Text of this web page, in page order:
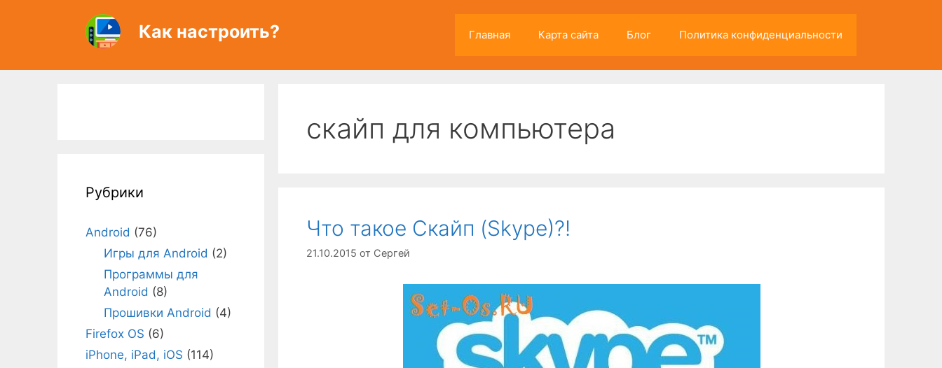
Как настроить? Главная Карта сайта Блог Политика конфиденциальности
скайп для компьютера
Что такое Скайп (Skype)?!
21.10.2015 от Сергей
Рубрики
Android (76)
Игры для Android (2)
Программы для
Android (8)
Прошивки Android (4)
Firefox OS (6)
iPhone, iPad, iOS (114)